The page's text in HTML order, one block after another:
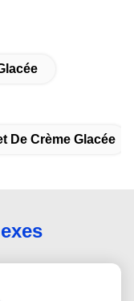
De Crème Glacée